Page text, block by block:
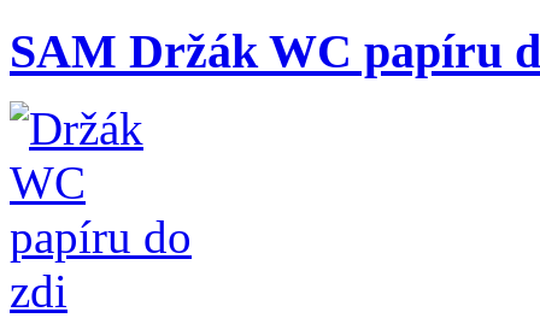
SAM Držák WC papíru